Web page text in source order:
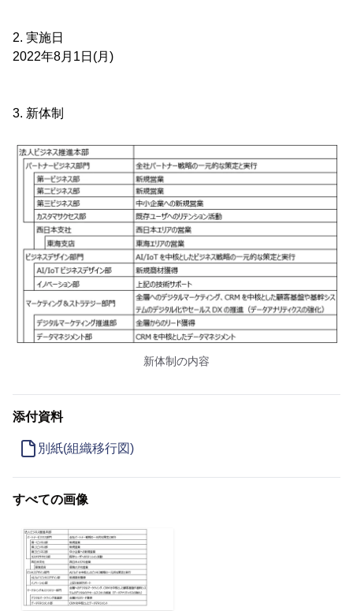
2. 実施日
2022年8月1日(月)
3. 新体制
新体制の内容
添付資料
別紙(組織移行図)
すべての画像